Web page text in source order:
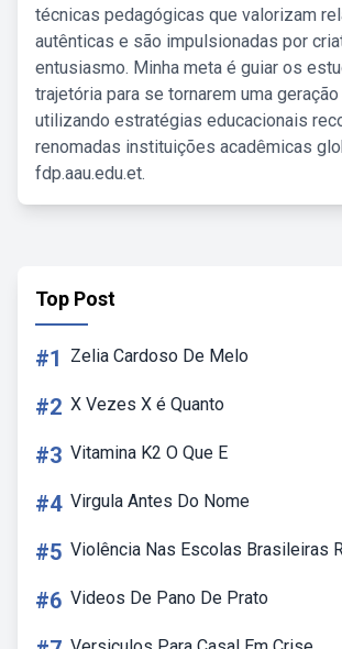
técnicas pedagógicas que valorizam
autênticas e são impulsionadas por
entusiasmo. Minha meta é guiar os
trajetória para se tornarem uma
utilizando estratégias educacionais
renomadas instituições acadêmicas
fdp.aau.edu.et.
Top Post
#1 Zelia Cardoso De Melo
#2 X Vezes X é Quanto
#3 Vitamina K2 O Que E
#4 Virgula Antes Do Nome
#5 Violência Nas Escolas Brasileiras
#6 Videos De Pano De Prato